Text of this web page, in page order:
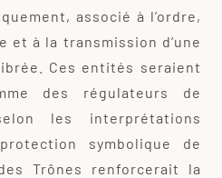
associé à l’ordre,
à la transmission d’une
Ces entités seraient
des régulateurs de
les interprétations
symbolique de
Trônes renforcerait la